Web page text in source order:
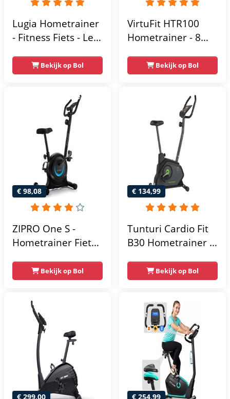
Lugia Hometrainer
- Fitness Fiets - Led
Verstelbaar Zadel -
0-100% weerstand
Hartslagfunctie -
Max 130kg -
Extreem Stil
Bekijk op Bol
VirtuFit HTR100
Hometrainer - 8
Weerstandniveau's
- Verstelbaar zadel
Tablethouder -
Max. 120 kg
Gebruikersgewicht
- Fitnessfiets
Bekijk op Bol
€ 98,08
ZIPRO One S -
Hometrainer Fiets -
Magnetische Fiets -
Hartslagsensoren -
Gemakkelijk te
transporteren -
Antislippedalen -
Homegym -
Stabiele structuur -
gebruikersgewicht
110 kg - Zwart en
Bekijk op Bol
€ 134,99
Tunturi Cardio Fit
B30 Hometrainer -
weerstandsniveaus
- Tablethouder -
Hartslagfunctie en
transportwielen
Bekijk op Bol
€ 299,00 € 254,99